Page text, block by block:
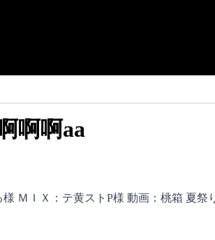
啊啊aa
ＭＩＸ：テ黄ストP様 動画：桃箱 夏祭